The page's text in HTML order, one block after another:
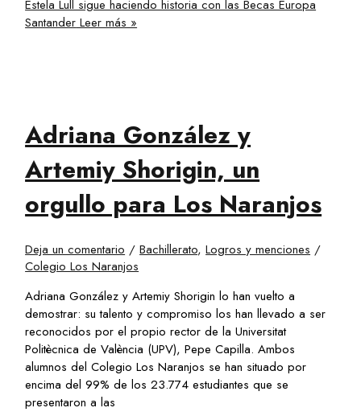
Estela Lull sigue haciendo historia con las Becas Europa
Santander Leer más »
Adriana González y
Artemiy Shorigin, un
orgullo para Los Naranjos
Deja un comentario /Bachillerato,Logros y menciones /
Colegio Los Naranjos
Adriana González y Artemiy Shorigin lo han vuelto a
demostrar: su talento y compromiso los han llevado a ser
reconocidos por el propio rector de la Universitat
Politècnica de València (UPV), Pepe Capilla. Ambos
alumnos del Colegio Los Naranjos se han situado por
encima del 99% de los 23.774 estudiantes que se
presentaron a las